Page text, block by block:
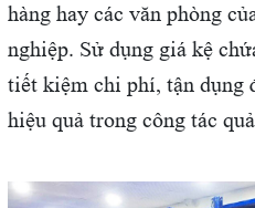
hàng hay các văn phòng
nghiệp. Sử dụng giá kệ
tiết kiệm chi phí, tận dụng
hiệu quả trong công tác